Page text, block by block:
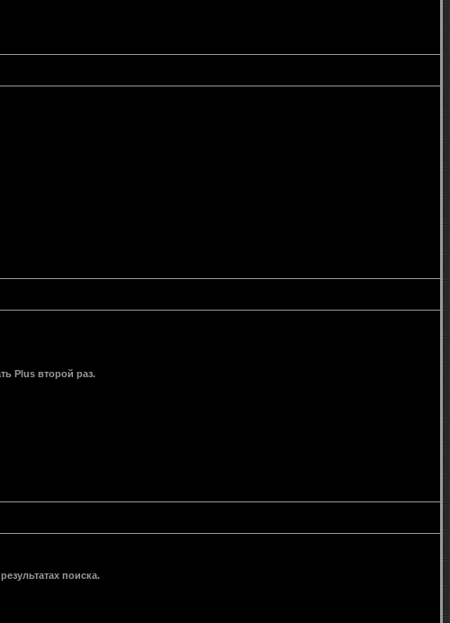
Plus второй раз.
поиска.